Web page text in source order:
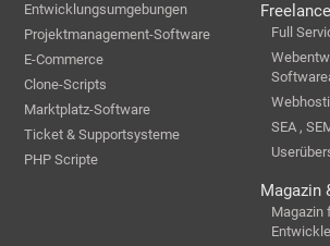
Entwicklungsumgebungen
Projektmanagement-Software
E-Commerce
Clone-Scripts
Marktplatz-Software
Ticket & Supportsysteme
PHP Scripte
Full
SEA ,
Magazin
Magazin